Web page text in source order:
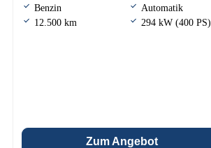
Benzin
12.500 km
Automatik
294 kW (400 PS)
Zum Angebot